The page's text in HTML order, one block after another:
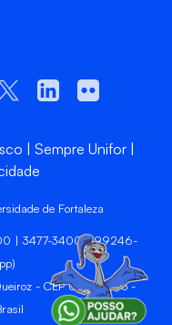
Sempre Unifor
de Fortaleza
| 3477-3400 | 99246-
- CEP 60811-905 -